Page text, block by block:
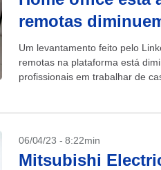
remotas
Um levantamento feito pelo
remotas na plataforma está
profissionais em trabalhar de
06/04/23 - 8:22min
Mitsubishi